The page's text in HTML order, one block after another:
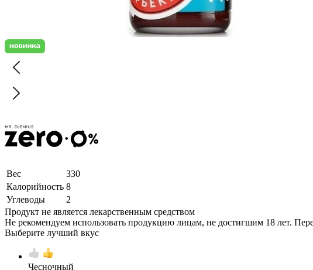
Вес
330
Калорийность 8
Углеводы
2
Продукт не является лекарственным средством
Не рекомендуем использовать продукцию лицам, не достигшим 18 лет.
Выберите лучший вкус
Чесночный